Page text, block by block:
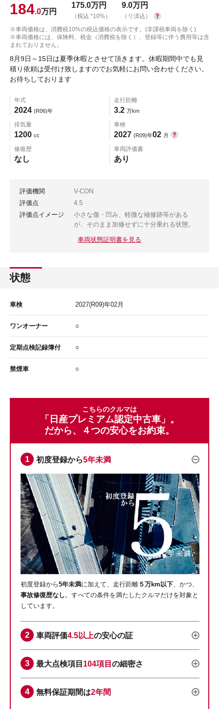
184.0万円
175.0万円
（税込 *10%）
9.0万円
（リ済込）
※車両価格は、消費税10%の税込価格の表示です。(非課税車両を除く)
※車両価格には、保険料、税金（消費税を除く）、登録等に伴う費用等は含
まれておりません。
8月9日～15日は夏季休暇とさせて頂きます。休暇期間中でも見
積り依頼は受付け致しますのでお気軽にお問い合わせください。
お待ちしております
年式
2024 (R06)年
走行距離
3.2 万km
排気量
1200 cc
車検
2027 (R09)年02 月
修復歴
なし
車両評価書
あり
評価機関
V-CON
評価点
4.5
評価点イメージ
小さな傷・凹み、軽微な補修跡等がある
が、そのまま加修せずに十分乗れる状態。
車両状態証明書を見る
状態
車検 2027(R09)年02 月
ワンオーナー ○
定期点検記録簿付 ○
禁煙車 ○
こちらのクルマは
「日産プレミアム認定中古車」。
だから、４つの安心をお約束。
初度登録から5年未満
初度登録から5年未満に加えて、走行距離 ５万km以下 、かつ、
事故修復歴なし 。すべての条件を満たしたクルマだけを対象と
しています。
車両評価4.5以上の安心の証
最大点検項目 104項目 の細密さ
無料保証期間は2年間